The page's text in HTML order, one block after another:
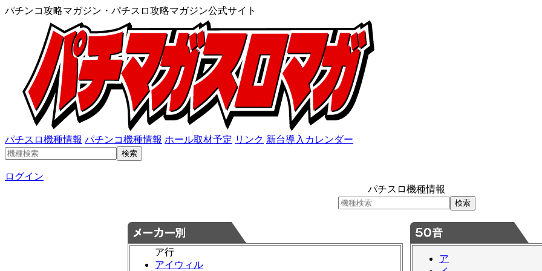
パチンコ攻略マガジン・パチスロ攻略マガジン公式サイト
パチスロ機種情報 パチンコ機種情報 ホール取材予定 リンク 新台導入カレンダー
ログイン
パチスロ機種情報
ア行
アイウィル
ア